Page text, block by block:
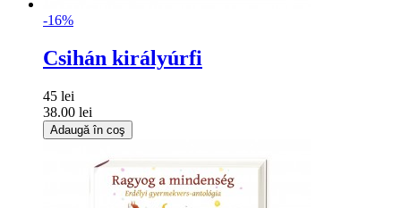
-16%
Csihán királyúrfi
45 lei
38.00 lei
Adaugă în coş